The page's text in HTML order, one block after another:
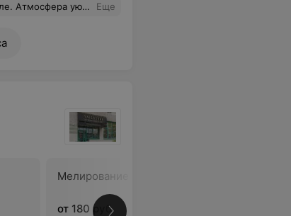
уютная . Еще
Мелирование волос
от 180 руб.